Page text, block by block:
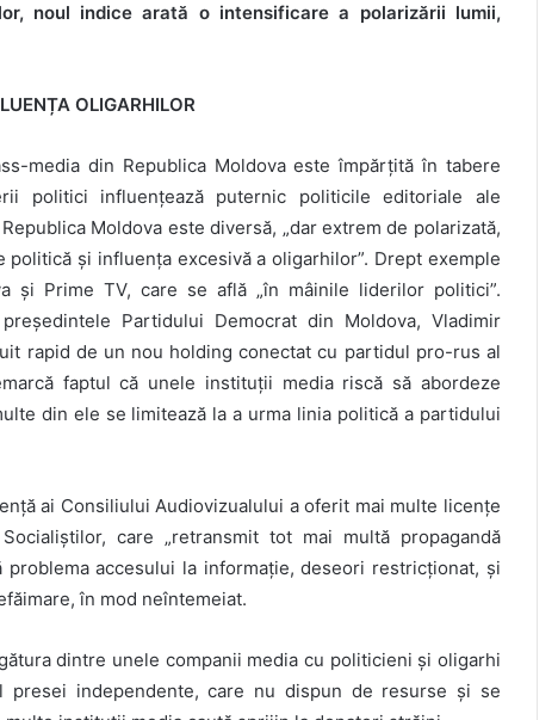
noul indice arată o intensificare a polarizării lumii,
OLIGARHILOR
media din Republica Moldova este împărțită în tabere
politici influențează puternic politicile editoriale ale
Moldova este diversă, „dar extrem de polarizată,
și influența excesivă a oligarhilor”. Drept exemple
și Prime TV, care se află „în mâinile liderilor politici”.
Partidului Democrat din Moldova, Vladimir
rapid de un nou holding conectat cu partidul pro-rus al
faptul că unele instituții media riscă să abordeze
din ele se limitează la a urma linia politică a partidului
ai Consiliului Audiovizualului a oferit mai multe licențe
care „retransmit tot mai multă propagandă
problema accesului la informație, deseori restricționat, și
în mod neîntemeiat.
dintre unele companii media cu politicieni și oligarhi
independente, care nu dispun de resurse și se